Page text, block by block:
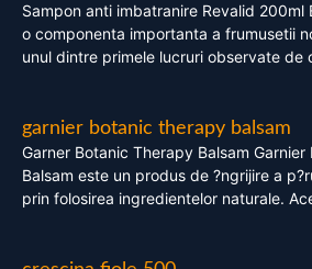
Sampon anti imbatranire Revalid 200ml
o componenta importanta a frumusetii
unul dintre primele lucruri observate de
garnier botanic therapy balsam
Garner Botanic Therapy Balsam
Balsam este un produs de ?ngrijire a
prin folosirea ingredientelor naturale.